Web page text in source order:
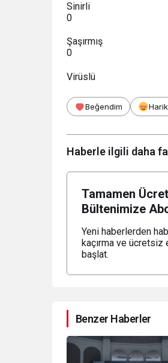
Sinirli
0
Şaşırmış
0
Virüslü
Beğendim
Haberle ilgili daha
Tamamen
Bültenimize
Yeni haberlerden
kaçırma ve
başlat.
Benzer Haberler